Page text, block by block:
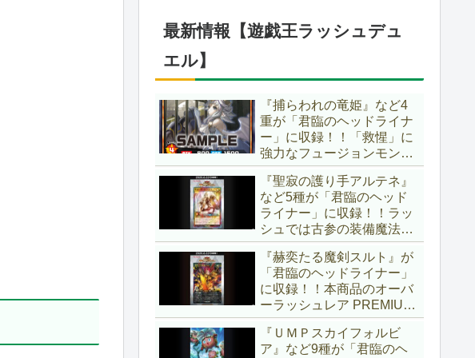
でしたし、それを再現する
のかな？【遊戯王OCG】
最新情報【遊戯王ラッシュデュ
エル】
『捕らわれの竜姫』など4
重が「君臨のヘッドライナ
ー」に収録！！「救惺」に
強力なフュージョンモンス
ターとサポーターが登
場！！性能の高さはもちろ
ん、イラストから推察され
る背景ストーリーも興味深
い……。【遊戯王ラッシュ
デュエル】
『聖寂の護り手アルテネ』
など5種が「君臨のヘッド
ライナー」に収録！！ラッ
シュでは古参の装備魔法
『アルテネの加護』がテー
マ化！！3種のユニオンが
存在し、天使族では汎用的
なサポーターとなります
ね！！【遊戯王ラッシュデ
ュエル】
『赫奕たる魔剣スルト』が
「君臨のヘッドライナー」
に収録！！本商品のオーバ
ーラッシュレア PREMIUM
BLACK Ver.枠！！初の下級
モンスターで、「ヘルシ
ィ」と相性抜群なバウンス
『ＵＭＰスカイフォルビ
ア』など9種が「君臨のヘ